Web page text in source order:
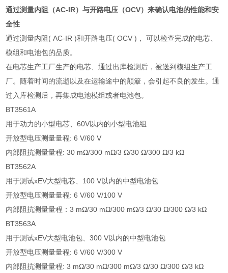
通过测量内阻（AC-IR）与开路电压（OCV）来确认电池的性能和安
全性
通过测量内阻( AC-IR )和开路电压( OCV ) ， 可以检查完成的电芯、
模组和电池包的品质。
在电芯生产工厂生产的电芯、通过出库检测后，被送到模组生产工
厂。随着时间的流逝以及在运输途中的颠簸，会引起不良的发生。通
过入库检测后，再集成电池模组或者电池包。
BT3561A
用于动力的小型电芯、60V以内的小型电池组
开放型电压测量量程: 6 V/60 V
内部阻抗测量量程: 30 mΩ/300 mΩ/3Ω/30Ω/300Ω/3 kΩ
BT3562A
用于测试xEV大型电芯、 100 V以内的中型电池包
开放型电压测量量程: 6 V/60 V/100 V
内部阻抗测量量程：3 mΩ/30 mΩ/300 mΩ/3Ω/30Ω/300Ω/3 kΩ
BT3563A
用于测试xEV大型电池包、300 V以内的中型电池包
开放型电压测量量程: 6 V/60 V/300 V
内部阻抗测量量程: 3 mΩ/30 mΩ/300 mΩ/3Ω/30Ω/300Ω/3 kΩ